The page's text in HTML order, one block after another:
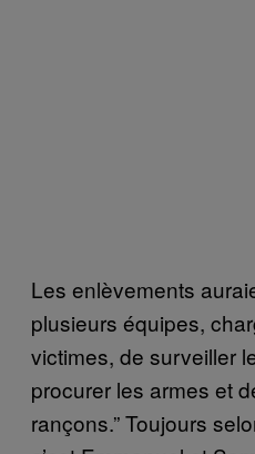
Les enlèvements
plusieurs équipes,
victimes, de surveiller
procurer les armes et
rançons.” Toujours